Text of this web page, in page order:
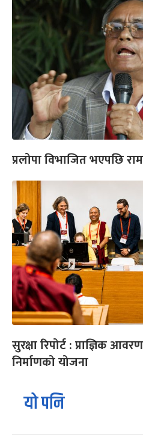
प्रलोपा विभाजित भएपछि
सुरक्षा रिपोर्ट : प्राज्ञिक
निर्माणको योजना
यो पनि